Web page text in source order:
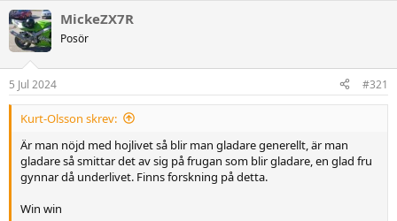
a
d
s
t
a
r
t
e
r
d
e
MickeZX7R
Posör
5 Jul 2024 #321
Kurt-Olsson skrev:
Är man nöjd med hojlivet så blir man gladare generellt, är man
gladare så smittar det av sig på frugan som blir gladare, en glad fru
gynnar då underlivet. Finns forskning på detta.
Win win